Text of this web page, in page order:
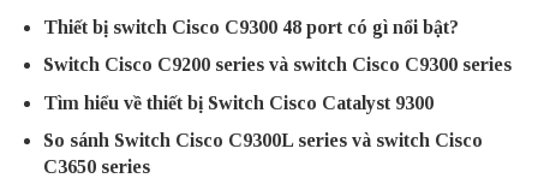
Thiết bị switch Cisco C9300 48 port có gì nổi bật?
Switch Cisco C9200 series và switch Cisco C9300 series
Tìm hiểu về thiết bị Switch Cisco Catalyst 9300
So sánh Switch Cisco C9300L series và switch Cisco
C3650 series